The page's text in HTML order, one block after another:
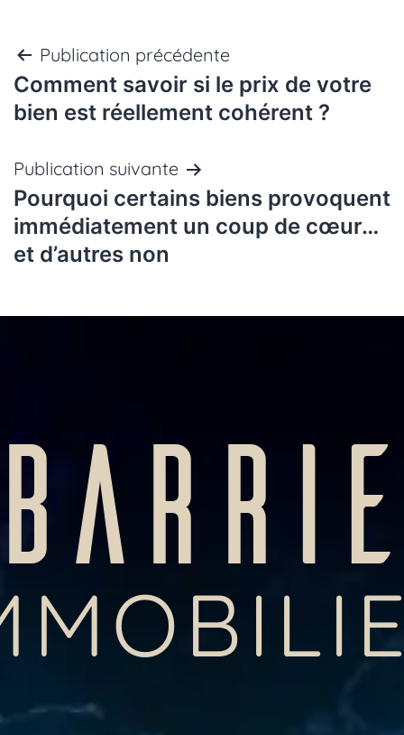
Navigation
de
l’article
Publication précédente
Comment savoir si le prix de votre
bien est réellement cohérent ?
Publication suivante
Pourquoi certains biens provoquent
immédiatement un coup de cœur…
et d’autres non